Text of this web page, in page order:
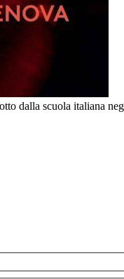
dalla scuola italiana